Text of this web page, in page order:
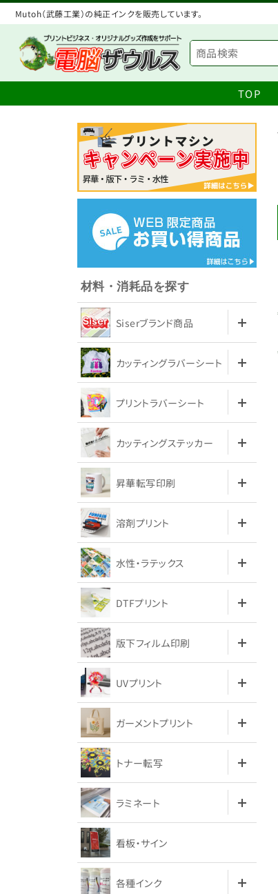
Mutoh（武藤工業）の純正インクを販売しています。
TOP
材料・消耗品を探す
Siserブランド商品
カッティングラバーシート
プリントラバーシート
カッティングステッカー
昇華転写印刷
溶剤プリント
水性・ラテックス
DTFプリント
版下フィルム印刷
UVプリント
ガーメントプリント
トナー転写
ラミネート
看板・サイン
各種インク